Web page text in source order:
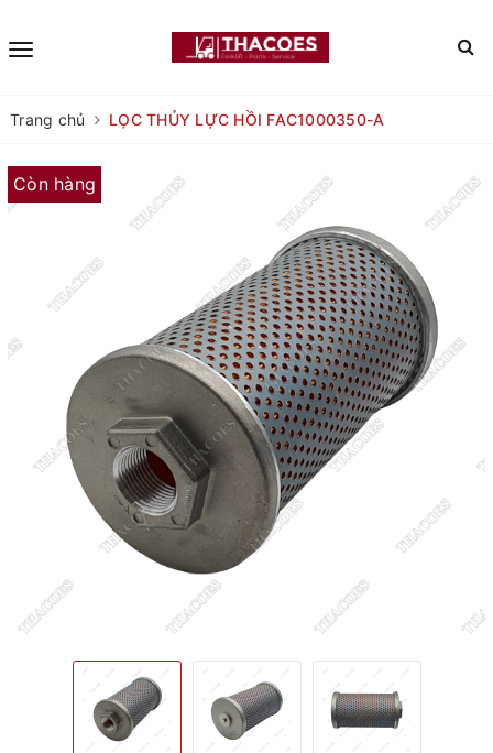
Trang chủ LỌC THỦY LỰC HỒI FAC1000350-A
Còn hàng